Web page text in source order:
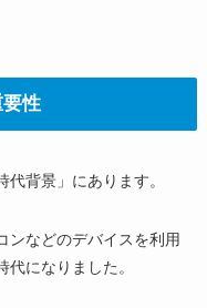
性
背景」にあります。
ンなどのデバイスを利用
になりました。